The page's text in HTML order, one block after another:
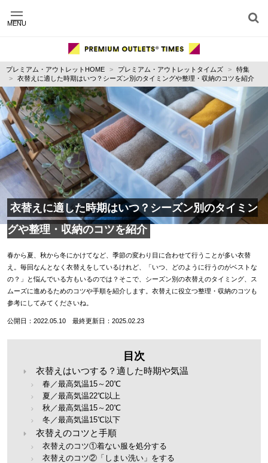
MENU
施設別に記事を探す
運営会社
利用規約
プライバシーポリシー
お問い合わせ
プレミアム・アウトレットHOME プレミアム・アウトレットタイムズ
特集
衣替えに適した時期はいつ？シーズン別のタイミングや整理・収納のコツを紹介
衣替えに適した時期はいつ？シーズン別のタイミン
グや整理・収納のコツを紹介
春から夏、秋から冬にかけてなど、季節の変わり目に合わせて行うことが多い衣替
え。毎回なんとなく衣替えをしているけれど、「いつ、どのように行うのがベストな
の？」と悩んでいる方もいるのでは？そこで、シーズン別の衣替えのタイミング、ス
ムーズに進めるためのコツや手順を紹介します。衣替えに役立つ整理・収納のコツも
参考にしてみてくださいね。
公開日：2022.05.10 最終更新日：2025.02.23
目次
衣替えはいつする？適した時期や気温
春／最高気温15～20℃
夏／最高気温22℃以上
秋／最高気温15～20℃
冬／最高気温15℃以下
衣替えのコツと手順
衣替えのコツ①着ない服を処分する
衣替えのコツ②「しまい洗い」をする